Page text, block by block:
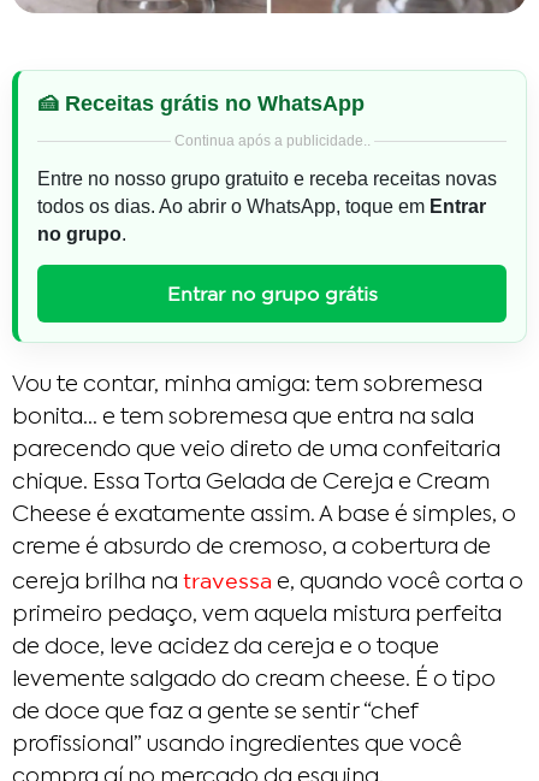
🍰 Receitas grátis no WhatsApp
Continua após a publicidade..
Entre no nosso grupo gratuito e receba receitas novas
todos os dias. Ao abrir o WhatsApp, toque em Entrar
no grupo.
Entrar no grupo grátis
Vou te contar, minha amiga: tem sobremesa
bonita… e tem sobremesa que entra na sala
parecendo que veio direto de uma confeitaria
chique. Essa Torta Gelada de Cereja e Cream
Cheese é exatamente assim. A base é simples, o
creme é absurdo de cremoso, a cobertura de
cereja brilha na travessa e, quando você corta o
primeiro pedaço, vem aquela mistura perfeita
de doce, leve acidez da cereja e o toque
levemente salgado do cream cheese. É o tipo
de doce que faz a gente se sentir “chef
profissional” usando ingredientes que você